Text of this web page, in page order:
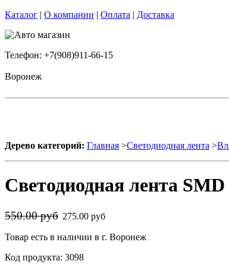
Каталог | О компании | Оплата | Доставка
Телефон: +7(908)911-66-15
Воронеж
Дерево категорий: Главная >Светодиодная лента >
Светодиодная лента
550.00 руб 275.00 руб
Товар есть в наличии в г. Воронеж
Код продукта: 3098